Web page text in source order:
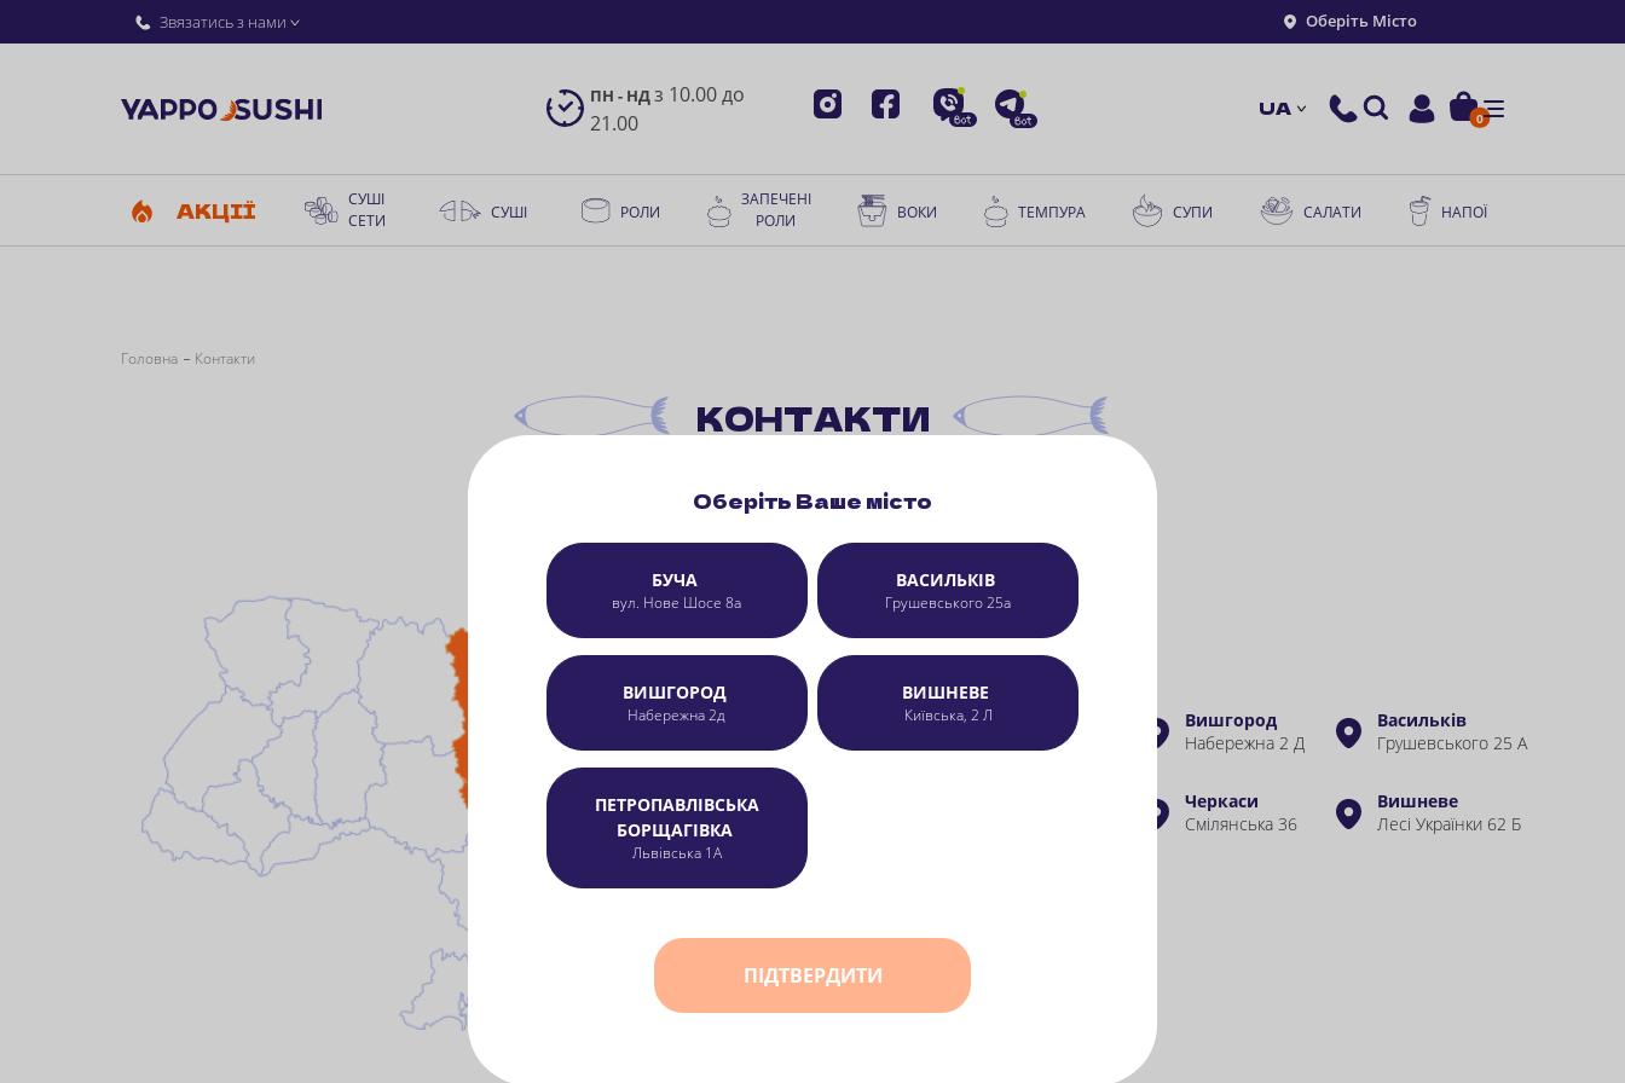
Звязатись з нами Оберіть Місто
ПН - НДз 10.00 до
21.00
UA 0
АКЦІЇ
СУШІ
СЕТИ
СУШІ РОЛИ
ЗАПЕЧЕНІ
РОЛИ
ВОКИ ТЕМПУРА СУПИ САЛАТИ НАПОЇ
Головна Контакти
КОНТАКТИ
Нове Шоссе 8 А
Вишгород
Набережна 2 Д
Васильків
Грушевського 25 А
Черкаси
Смілянська 36
Вишневе
Лесі Українки 62 Б
Оберіть Ваше місто
БУЧА
вул. Нове Шосе 8а
ВАСИЛЬКІВ
Грушевського 25а
ВИШГОРОД
Набережна 2д
ВИШНЕВЕ
Київська, 2 Л
ПЕТРОПАВЛІВСЬКА
БОРЩАГІВКА
Львівська 1А
ПІДТВЕРДИТИ